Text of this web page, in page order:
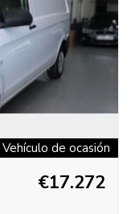
Vehículo de ocasión
€17.272